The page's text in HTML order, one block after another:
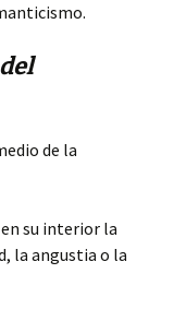
de la
su interior la
la angustia o la